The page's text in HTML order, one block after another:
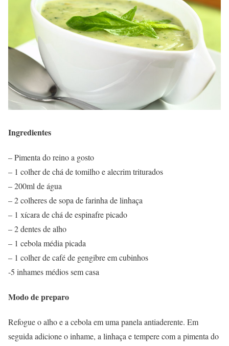
Ingredientes
– Pimenta do reino a gosto
– 1 colher de chá de tomilho e alecrim triturados
– 200ml de água
– 2 colheres de sopa de farinha de linhaça
– 1 xícara de chá de espinafre picado
– 2 dentes de alho
– 1 cebola média picada
– 1 colher de café de gengibre em cubinhos
-5 inhames médios sem casa
Modo de preparo
Refogue o alho e a cebola em uma panela antiaderente. Em
seguida adicione o inhame, a linhaça e tempere com a pimenta do